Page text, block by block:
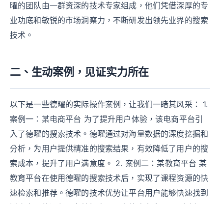
曜的团队由一群资深的技术专家组成，他们凭借深厚的专
业功底和敏锐的市场洞察力，不断研发出领先业界的搜索
技术。
二、生动案例，见证实力所在
以下是一些德曜的实际操作案例，让我们一睹其风采： 1.
案例一：某电商平台 为了提升用户体验，该电商平台引
入了德曜的搜索技术。德曜通过对海量数据的深度挖掘和
分析，为用户提供精准的搜索结果，有效降低了用户的搜
索成本，提升了用户满意度。 2. 案例二：某教育平台 某
教育平台在使用德曜的搜索技术后，实现了课程资源的快
速检索和推荐。德曜的技术优势让平台用户能够快速找到